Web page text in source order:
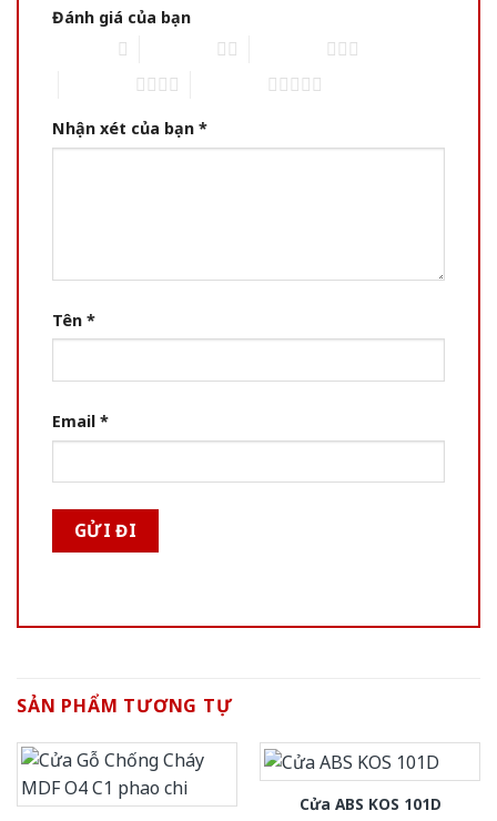
Đánh giá của bạn
Nhận xét của bạn *
Tên *
Email *
SẢN PHẨM TƯƠNG TỰ
Cửa ABS KOS 101D